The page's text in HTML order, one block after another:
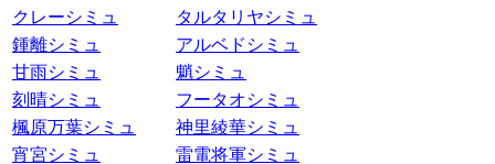
クレーシミュ
タルタリヤシミュ
鍾離シミュ
アルベドシミュ
甘雨シミュ
魈シミュ
刻晴シミュ
フータオシミュ
楓原万葉シミュ
神里綾華シミュ
宵宮シミュ
雷電将軍シミュ